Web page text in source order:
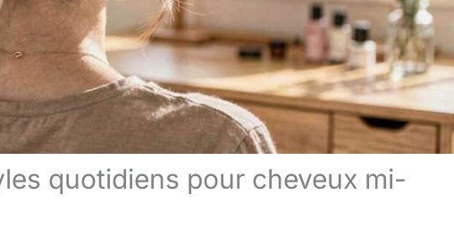
quotidiens pour cheveux mi-